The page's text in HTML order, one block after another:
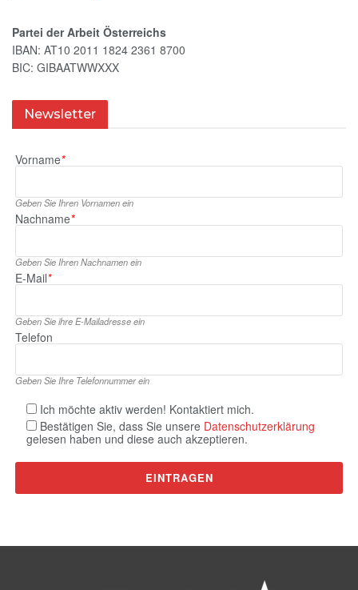
Partei der Arbeit Österreichs
IBAN: AT10 2011 1824 2361 8700
BIC: GIBAATWWXXX
Newsletter
Vorname*
Geben Sie Ihren Vornamen ein
Nachname*
Geben Sie Ihren Nachnamen ein
E‑Mail*
Geben Sie ihre E‑Mailadresse ein
Telefon
Geben Sie Ihre Telefonnummer ein
Ich möchte aktiv werden! Kontaktiert mich.
Bestätigen Sie, dass Sie unsere Datenschutzerklärung
gelesen haben und diese auch akzeptieren.